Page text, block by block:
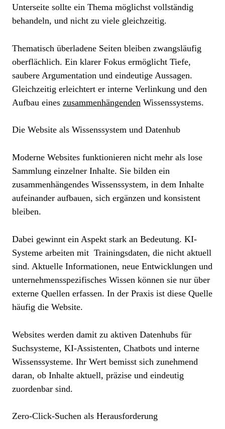
Unterseite sollte ein Thema möglichst vollständig
behandeln, und nicht zu viele gleichzeitig.
Thematisch überladene Seiten bleiben zwangsläufig
oberflächlich. Ein klarer Fokus ermöglicht Tiefe,
saubere Argumentation und eindeutige Aussagen.
Gleichzeitig erleichtert er interne Verlinkung und den
Aufbau eines zusammenhängenden Wissenssystems.
Die Website als Wissenssystem und Datenhub
Moderne Websites funktionieren nicht mehr als lose
Sammlung einzelner Inhalte. Sie bilden ein
zusammenhängendes Wissenssystem, in dem Inhalte
aufeinander aufbauen, sich ergänzen und konsistent
bleiben.
Dabei gewinnt ein Aspekt stark an Bedeutung. KI-
Systeme arbeiten mit Trainingsdaten, die nicht aktuell
sind. Aktuelle Informationen, neue Entwicklungen und
unternehmensspezifisches Wissen können sie nur über
externe Quellen erfassen. In der Praxis ist diese Quelle
häufig die Website.
Websites werden damit zu aktiven Datenhubs für
Suchsysteme, KI-Assistenten, Chatbots und interne
Wissenssysteme. Ihr Wert bemisst sich zunehmend
daran, ob Inhalte aktuell, präzise und eindeutig
zuordenbar sind.
Zero-Click-Suchen als Herausforderung